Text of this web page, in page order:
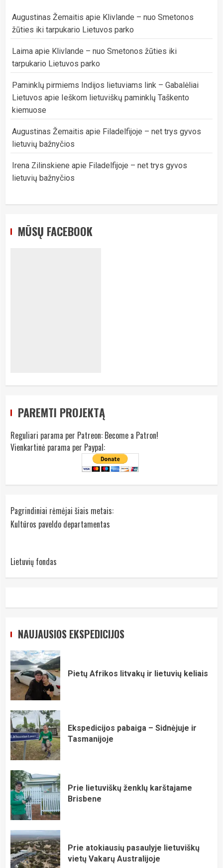
Augustinas Žemaitis apie Klivlande – nuo Smetonos
žūties iki tarpukario Lietuvos parko
Laima apie Klivlande – nuo Smetonos žūties iki
tarpukario Lietuvos parko
Paminklų pirmiems Indijos lietuviams link – Gabalėliai
Lietuvos apie Ieškom lietuviškų paminklų Taškento
kiemuose
Augustinas Žemaitis apie Filadelfijoje – net trys gyvos
lietuvių bažnyčios
Irena Zilinskiene apie Filadelfijoje – net trys gyvos
lietuvių bažnyčios
MŪSŲ FACEBOOK
PAREMTI PROJEKTĄ
Reguliari parama per Patreon: Become a Patron!
Vienkartinė parama per Paypal:
Pagrindiniai rėmėjai šiais metais:
Kultūros paveldo departamentas
Lietuvių fondas
NAUJAUSIOS EKSPEDICIJOS
Pietų Afrikos litvakų ir lietuvių keliais
Ekspedicijos pabaiga – Sidnėjuje ir
Tasmanijoje
Prie lietuviškų ženklų karštajame
Brisbene
Prie atokiausių pasaulyje lietuviškų
vietų Vakarų Australijoje